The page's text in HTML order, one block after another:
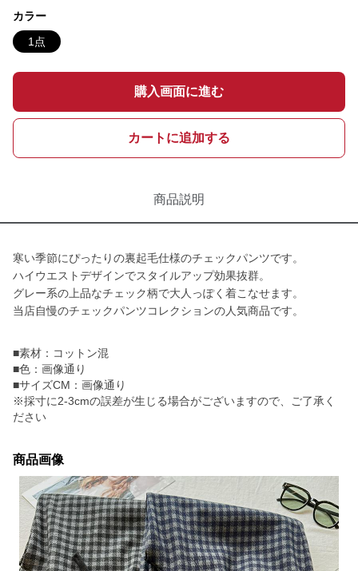
カラー
1点
購入画面に進む
カートに追加する
商品説明
寒い季節にぴったりの裏起毛仕様のチェックパンツです。
ハイウエストデザインでスタイルアップ効果抜群。
グレー系の上品なチェック柄で大人っぽく着こなせます。
当店自慢のチェックパンツコレクションの人気商品です。
■素材：コットン混
■色：画像通り
■サイズCM：画像通り
※採寸に2-3cmの誤差が生じる場合がございますので、ご了承く
ださい
商品画像